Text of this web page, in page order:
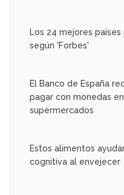
Los 24 mejores
según 'Forbes'
El Banco de España
pagar con monedas
supermercados
Estos alimentos
cognitiva al envejecer